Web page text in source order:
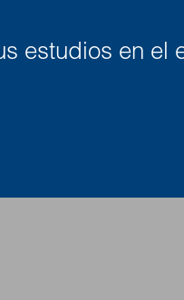
estudios en el